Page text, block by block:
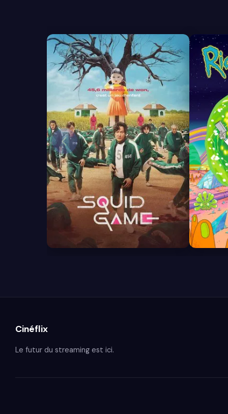
8.7
Cinéflix
Le futur du streaming est ici.